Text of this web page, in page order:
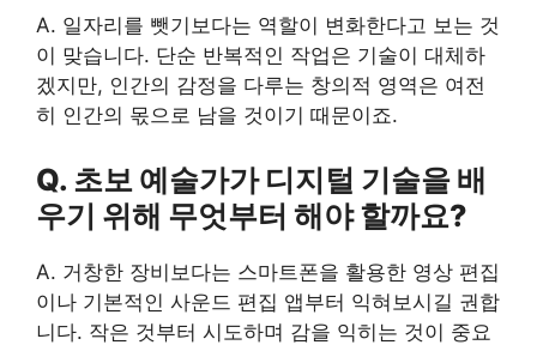
A. 일자리를 뺏기보다는 역할이 변화한다고 보는 것
이 맞습니다. 단순 반복적인 작업은 기술이 대체하
겠지만, 인간의 감정을 다루는 창의적 영역은 여전
히 인간의 몫으로 남을 것이기 때문이죠.
Q. 초보 예술가가 디지털 기술을 배
우기 위해 무엇부터 해야 할까요?
A. 거창한 장비보다는 스마트폰을 활용한 영상 편집
이나 기본적인 사운드 편집 앱부터 익혀보시길 권합
니다. 작은 것부터 시도하며 감을 익히는 것이 중요